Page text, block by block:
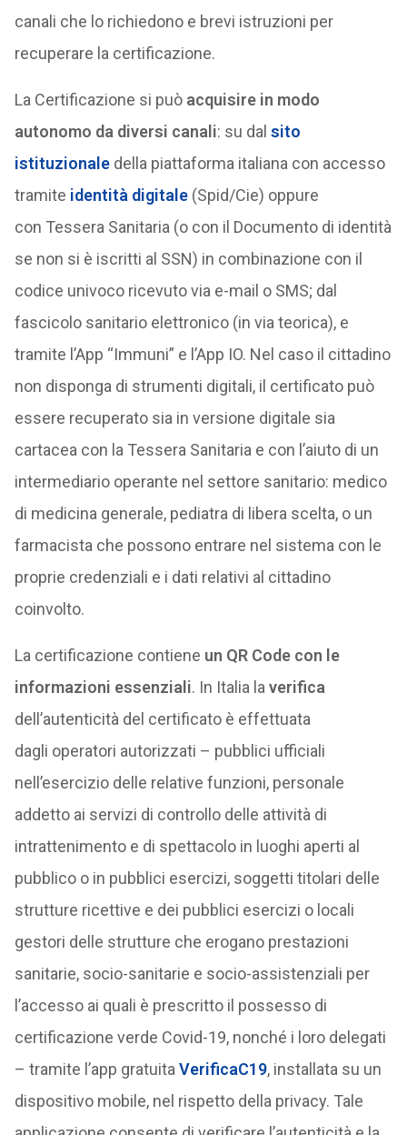
canali che lo richiedono e brevi istruzioni per
recuperare la certificazione.
La Certificazione si può acquisire in modo
autonomo da diversi canali: su dal sito
istituzionaledella piattaforma italiana con accesso
tramite identità digitale(Spid/Cie) oppure
con Tessera Sanitaria (o con il Documento di identità
se non si è iscritti al SSN) in combinazione con il
codice univoco ricevuto via e-mail o SMS; dal
fascicolo sanitario elettronico (in via teorica), e
tramite l’App “Immuni” e l’App IO. Nel caso il cittadino
non disponga di strumenti digitali, il certificato può
essere recuperato sia in versione digitale sia
cartacea con la Tessera Sanitaria e con l’aiuto di un
intermediario operante nel settore sanitario: medico
di medicina generale, pediatra di libera scelta, o un
farmacista che possono entrare nel sistema con le
proprie credenziali e i dati relativi al cittadino
coinvolto.
La certificazione contiene un QR Code con le
informazioni essenziali. In Italia la verifica
dell’autenticità del certificato è effettuata
dagli operatori autorizzati – pubblici ufficiali
nell’esercizio delle relative funzioni, personale
addetto ai servizi di controllo delle attività di
intrattenimento e di spettacolo in luoghi aperti al
pubblico o in pubblici esercizi, soggetti titolari delle
strutture ricettive e dei pubblici esercizi o locali
gestori delle strutture che erogano prestazioni
sanitarie, socio-sanitarie e socio-assistenziali per
l’accesso ai quali è prescritto il possesso di
certificazione verde Covid-19, nonché i loro delegati
– tramite l’app gratuita VerificaC19, installata su un
dispositivo mobile, nel rispetto della privacy. Tale